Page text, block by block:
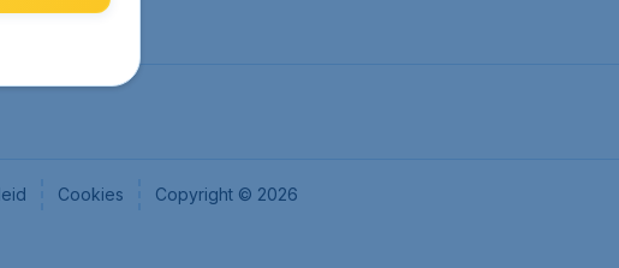
Cookies Copyright © 2026